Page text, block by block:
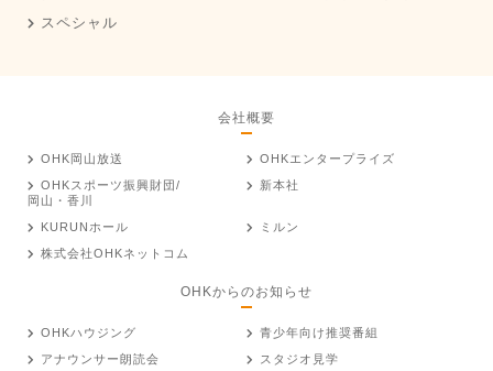
スペシャル
会社概要
OHK岡山放送
OHKエンタープライズ
OHKスポーツ振興財団/
岡山・香川
新本社
KURUNホール
ミルン
株式会社OHKネットコム
OHKからのお知らせ
OHKハウジング
青少年向け推奨番組
アナウンサー朗読会
スタジオ見学